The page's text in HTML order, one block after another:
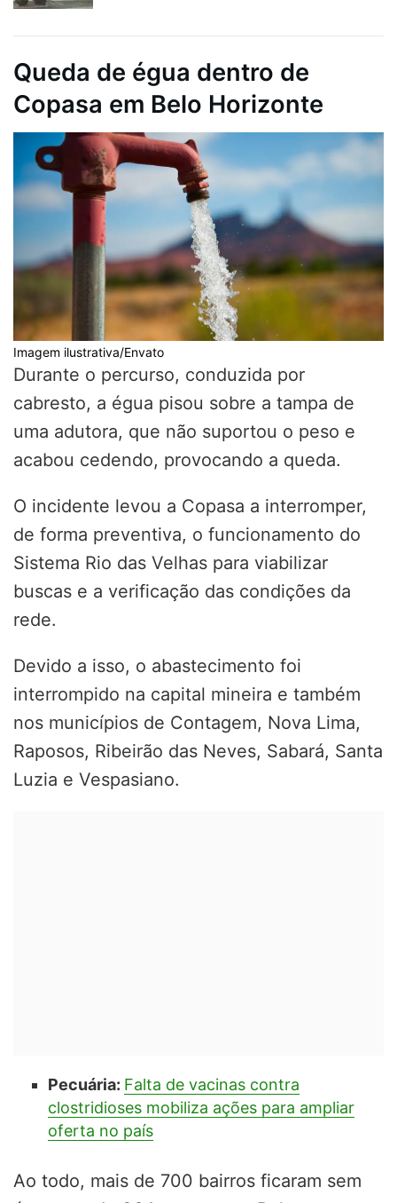
Queda de égua dentro de
Copasa em Belo Horizonte
Imagem ilustrativa/Envato
Durante o percurso, conduzida por
cabresto, a égua pisou sobre a tampa de
uma adutora, que não suportou o peso e
acabou cedendo, provocando a queda.
O incidente levou a Copasa a interromper,
de forma preventiva, o funcionamento do
Sistema Rio das Velhas para viabilizar
buscas e a verificação das condições da
rede.
Devido a isso, o abastecimento foi
interrompido na capital mineira e também
nos municípios de Contagem, Nova Lima,
Raposos, Ribeirão das Neves, Sabará, Santa
Luzia e Vespasiano.
Pecuária: Falta de vacinas contra
clostridioses mobiliza ações para ampliar
oferta no país
Ao todo, mais de 700 bairros ficaram sem